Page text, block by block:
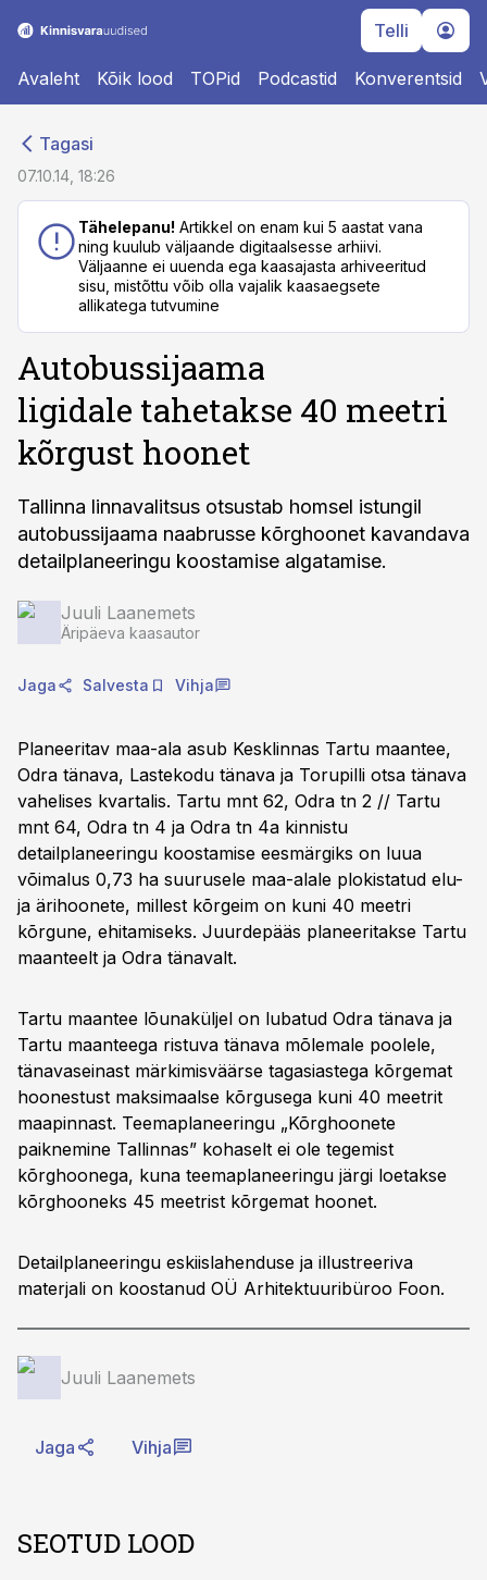
Telli
Avaleht Kõik lood TOPid Podcastid Konverentsid
Tagasi
07.10.14, 18:26
Tähelepanu! Artikkel on enam kui 5 aastat vana
ning kuulub väljaande digitaalsesse arhiivi.
Väljaanne ei uuenda ega kaasajasta arhiveeritud
sisu, mistõttu võib olla vajalik kaasaegsete
allikatega tutvumine
Autobussijaama
ligidale tahetakse 40 meetri
kõrgust hoonet
Tallinna linnavalitsus otsustab homsel istungil
autobussijaama naabrusse kõrghoonet kavandava
detailplaneeringu koostamise algatamise.
Juuli Laanemets
Äripäeva kaasautor
Jaga Salvesta Vihja
Planeeritav maa-ala asub Kesklinnas Tartu maantee,
Odra tänava, Lastekodu tänava ja Torupilli otsa tänava
vahelises kvartalis. Tartu mnt 62, Odra tn 2 // Tartu
mnt 64, Odra tn 4 ja Odra tn 4a kinnistu
detailplaneeringu koostamise eesmärgiks on luua
võimalus 0,73 ha suurusele maa-alale plokistatud elu-
ja ärihoonete, millest kõrgeim on kuni 40 meetri
kõrgune, ehitamiseks. Juurdepääs planeeritakse Tartu
maanteelt ja Odra tänavalt.
Tartu maantee lõunaküljel on lubatud Odra tänava ja
Tartu maanteega ristuva tänava mõlemale poolele,
tänavaseinast märkimisväärse tagasiastega kõrgemat
hoonestust maksimaalse kõrgusega kuni 40 meetrit
maapinnast. Teemaplaneeringu „Kõrghoonete
paiknemine Tallinnas” kohaselt ei ole tegemist
kõrghoonega, kuna teemaplaneeringu järgi loetakse
kõrghooneks 45 meetrist kõrgemat hoonet.
Detailplaneeringu eskiislahenduse ja illustreeriva
materjali on koostanud OÜ Arhitektuuribüroo Foon.
Juuli Laanemets
Jaga Vihja
SEOTUD LOOD